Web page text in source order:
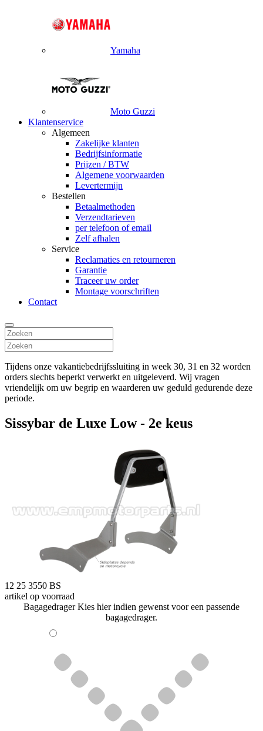
Yamaha
Moto Guzzi
Klantenservice
Algemeen
Zakelijke klanten
Bedrijfsinformatie
Prijzen / BTW
Algemene voorwaarden
Levertermijn
Bestellen
Betaalmethoden
Verzendtarieven
per telefoon of email
Zelf afhalen
Service
Reclamaties en retourneren
Garantie
Traceer uw order
Montage voorschriften
Contact
Tijdens onze vakantiebedrijfssluiting in week 30, 31 en 32 worden
orders slechts beperkt verwerkt en uitgeleverd. Wij vragen
vriendelijk om uw begrip en waarderen uw geduld gedurende deze
periode.
Sissybar de Luxe Low - 2e keus
12 25 3550 BS
artikel op voorraad
Bagagedrager Kies hier indien gewenst voor een passende
bagagedrager.